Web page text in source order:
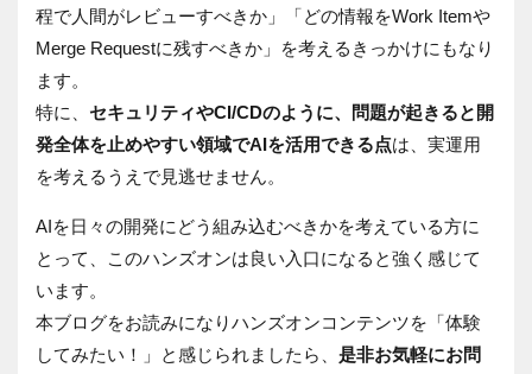
程で人間がレビューすべきか」「どの情報をWork Itemや
Merge Requestに残すべきか」を考えるきっかけにもなり
ます。
特に、 セキュリティやCI/CDのように、問題が起きると開
発全体を止めやすい領域でAIを活用できる点は、実運用
を考えるうえで見逃せません。
AIを日々の開発にどう組み込むべきかを考えている方に
とって、このハンズオンは良い入口になると強く感じて
います。
本ブログをお読みになりハンズオンコンテンツを「体験
してみたい！」と感じられましたら、 是非お気軽にお問